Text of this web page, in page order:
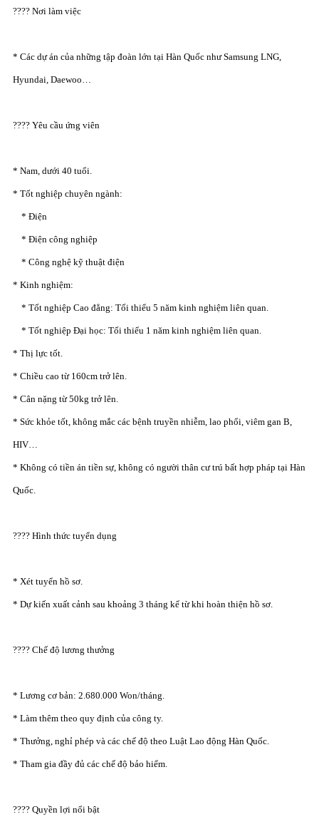
???? Nơi làm việc
* Các dự án của những tập đoàn lớn tại Hàn Quốc như Samsung LNG,
Hyundai, Daewoo…
???? Yêu cầu ứng viên
* Nam, dưới 40 tuổi.
* Tốt nghiệp chuyên ngành:
* Điện
* Điện công nghiệp
* Công nghệ kỹ thuật điện
* Kinh nghiệm:
* Tốt nghiệp Cao đẳng: Tối thiểu 5 năm kinh nghiệm liên quan.
* Tốt nghiệp Đại học: Tối thiểu 1 năm kinh nghiệm liên quan.
* Thị lực tốt.
* Chiều cao từ 160cm trở lên.
* Cân nặng từ 50kg trở lên.
* Sức khỏe tốt, không mắc các bệnh truyền nhiễm, lao phổi, viêm gan B,
HIV…
* Không có tiền án tiền sự, không có người thân cư trú bất hợp pháp tại Hàn
Quốc.
???? Hình thức tuyển dụng
* Xét tuyển hồ sơ.
* Dự kiến xuất cảnh sau khoảng 3 tháng kể từ khi hoàn thiện hồ sơ.
???? Chế độ lương thưởng
* Lương cơ bản: 2.680.000 Won/tháng.
* Làm thêm theo quy định của công ty.
* Thưởng, nghỉ phép và các chế độ theo Luật Lao động Hàn Quốc.
* Tham gia đầy đủ các chế độ bảo hiểm.
???? Quyền lợi nổi bật